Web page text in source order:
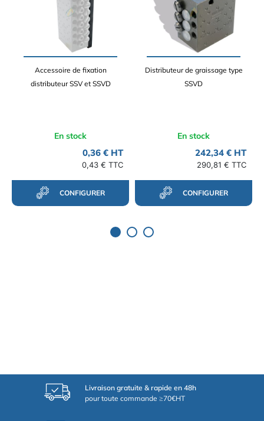
Accessoire de fixation
distributeur SSV et SSVD
En stock
0,36 € HT
0,43 € TTC
CONFIGURER
Distributeur de graissage type
SSVD
En stock
242,34 € HT
290,81 € TTC
CONFIGURER
Livraison gratuite & rapide en 48h
pour toute commande ≥70€HT